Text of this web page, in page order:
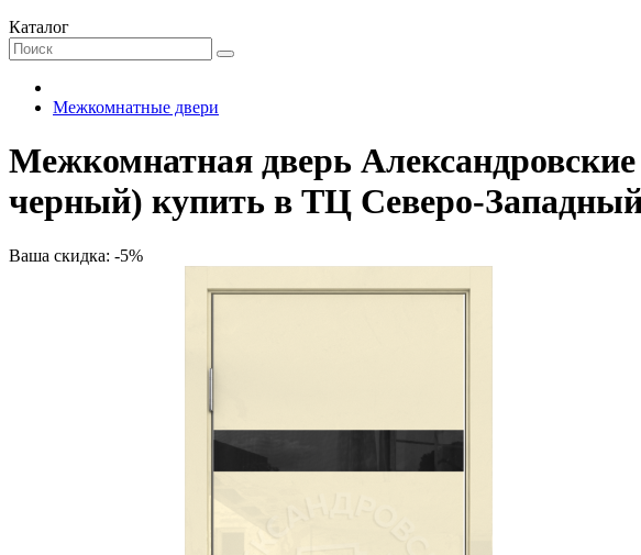
Каталог
Межкомнатные двери
Межкомнатная дверь
черный) купить в ТЦ Северо-
Ваша скидка: -5%